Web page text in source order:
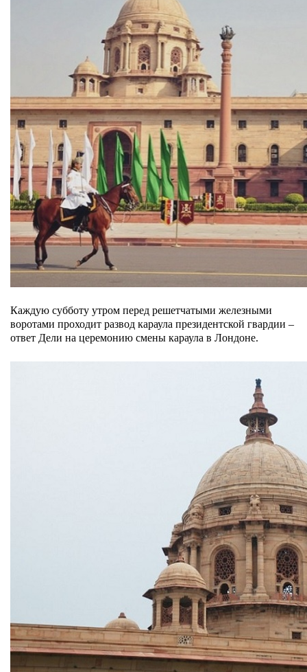
Каждую субботу утром перед решетчатыми железными
воротами проходит развод караула президентской гвардии –
ответ Дели на церемонию смены караула в Лондоне.